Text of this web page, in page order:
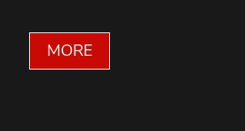
MORE